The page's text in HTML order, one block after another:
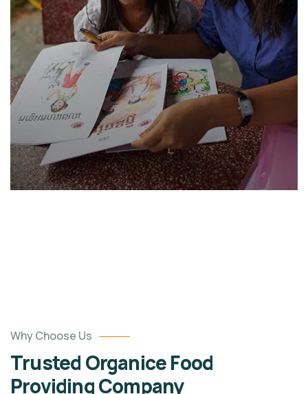
Charity Better Lives
School Water
Why Choose Us
Trusted Organice Food
Providing Company